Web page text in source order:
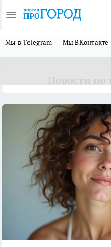
Мы в Telegram Мы ВКонтакте